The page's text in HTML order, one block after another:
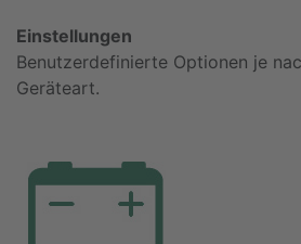
Einstellungen
Benutzerdefinierte Optionen je
Geräteart.